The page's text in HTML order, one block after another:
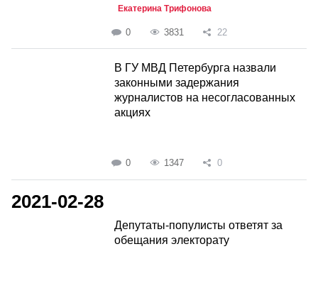
Екатерина Трифонова
0 3831 22
В ГУ МВД Петербурга назвали
законными задержания
журналистов на несогласованных
акциях
0 1347 0
2021-02-28
Депутаты-популисты ответят за
обещания электорату